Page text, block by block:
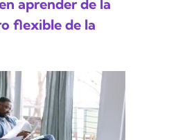
aprender de la
flexible de la